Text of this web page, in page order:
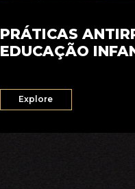
PRÁTICAS
EDUCAÇÃO
Explore